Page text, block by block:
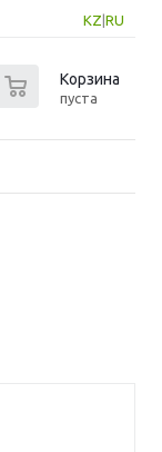
KZ RU
Корзина
пуста